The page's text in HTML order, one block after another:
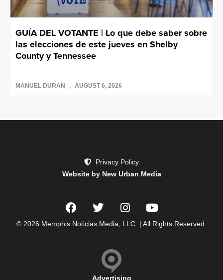
GUÍA DEL VOTANTE | Lo que debe saber sobre
las elecciones de este jueves en Shelby
County y Tennessee
MANUEL DURAN AUGUST 6, 2026
Privacy Policy
Website by New Urban Media
© 2026 Memphis Noticias Media, LLC. | All Rights Reserved.
Advertising